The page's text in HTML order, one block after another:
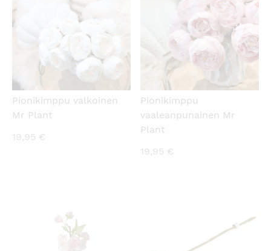
Pionikimppu valkoinen
Mr Plant
19,95 €
Pionikimppu
vaaleanpunainen Mr
Plant
19,95 €